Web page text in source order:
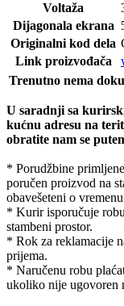
Voltaža
Dijagonala ekrana
Originalni kod dela
Link proizvođača
Trenutno nema
U saradnji sa
kućnu adresu na
obratite nam se
* Porudžbine
poručen proizvod na
obavešeteni o
* Kurir isporučuje
stambeni prostor.
* Rok za reklamacije
prijema.
* Naručenu robu
ukoliko nije ugovoren